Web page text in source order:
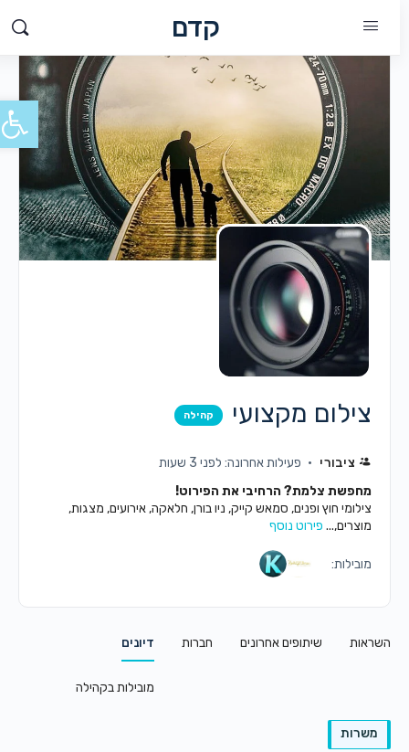
קדם
צילום מקצועי קהילה
ציבורי
פעילות אחרונה: לפני 3 שעות
מחפשת צלמת? הרחיבי את הפירוט!
צילומי חוץ ופנים, סמאש קייק, ניו בורן, חלאקה, אירועים, מצגות,
מוצרים,...פירוט נוסף
מובילות:
השראות שיתופים אחרונים חברות דיונים
מובילות בקהילה
משרות
פתח